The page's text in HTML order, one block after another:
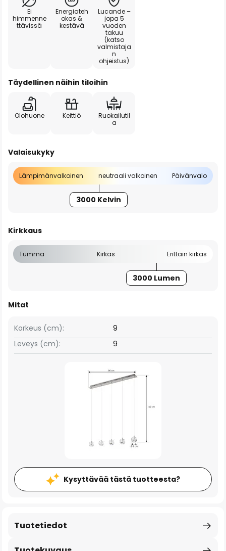
Ei
himmenne
ttävissä
Energiateh
okas &
kestävä
Lucande –
jopa 5
vuoden
takuu
(katso
valmistaja
n
ohjeistus)
Täydellinen näihin tiloihin
Olohuone Keittiö
Ruokailutil
a
Valaisukyky
Lämpimänvalkoinen neutraali valkoinen Päivänvalo
3000 Kelvin
Kirkkaus
Tumma Kirkas Erittäin kirkas
3000 Lumen
Mitat
Leveys (cm): 9
Korkeus (cm): 9
Kysyttävää tästä tuotteesta?
Tuotetiedot